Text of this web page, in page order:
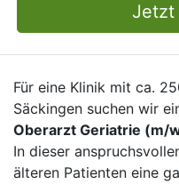
Jetzt
Für eine Klinik mit ca.
Säckingen suchen wir
Oberarzt Geriatrie (m/
In dieser
älteren Patienten eine